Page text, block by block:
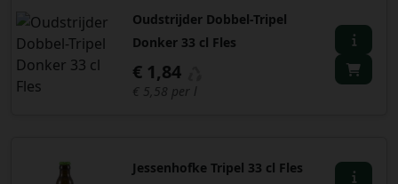
Oudstrijder Dobbel-Tripel
Donker 33 cl Fles
€ 1,84
€ 5,58 per l
Jessenhofke Tripel 33 cl Fles